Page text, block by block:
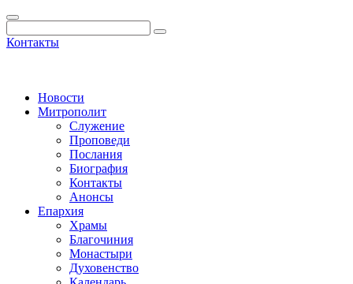
Контакты
Новости
Митрополит
Служение
Проповеди
Послания
Биография
Контакты
Анонсы
Епархия
Храмы
Благочиния
Монастыри
Духовенство